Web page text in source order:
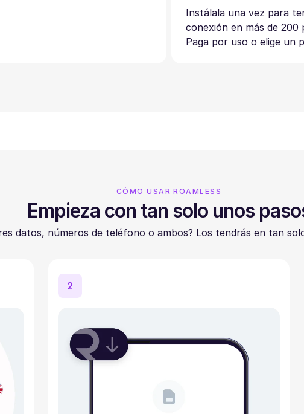
Instálala una vez para
conexión en más de 200
Paga por uso o elige un
CÓMO USAR ROAMLESS
Empieza con tan solo unos
datos, números de teléfono o ambos? Los tendrás en tan
2